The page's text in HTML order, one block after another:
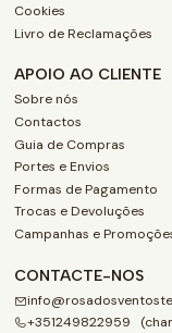
Cookies
Livro de Reclamações
APOIO AO CLIENTE
Sobre nós
Contactos
Guia de Compras
Portes e Envios
Formas de Pagamento
Trocas e Devoluções
Campanhas e
CONTACTE-NOS
+351249822959